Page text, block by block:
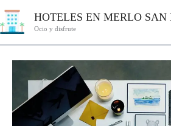
al
HOTELES EN MERLO SAN
Ocio y disfrute